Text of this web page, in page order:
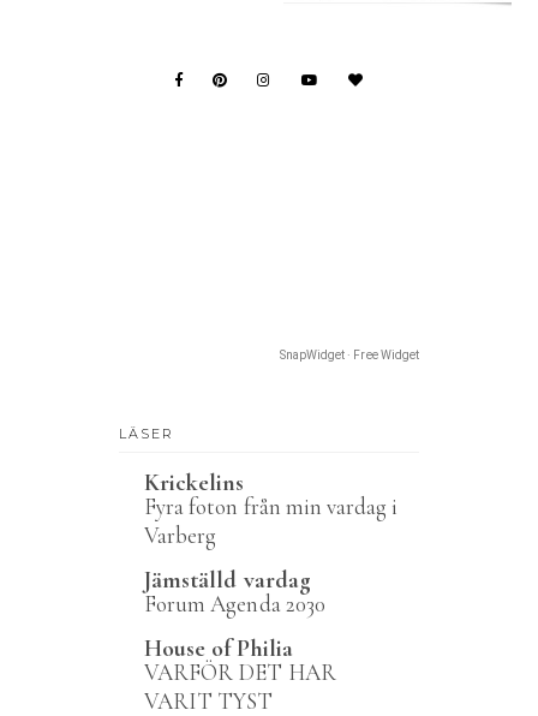
SnapWidget · Free Widget
LÄSER
Krickelins
Fyra foton från min vardag i
Varberg
Jämställd vardag
Forum Agenda 2030
House of Philia
VARFÖR DET HAR
VARIT TYST